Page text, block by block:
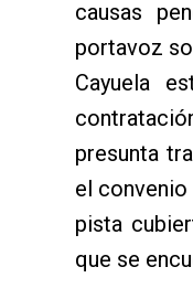
causas
portavoz
Cayuela
presunta
el
pista
que se